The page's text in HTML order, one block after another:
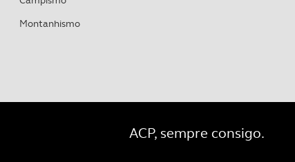
Montanhismo
ACP, sempre consigo.